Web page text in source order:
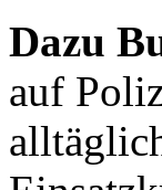
Dazu
auf